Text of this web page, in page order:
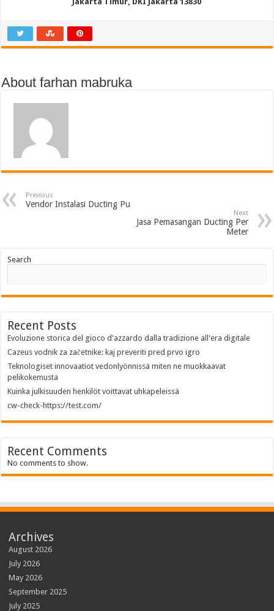
About farhan mabruka
Previous
Vendor Instalasi Ducting Pu
Next
Jasa Pemasangan Ducting Per
Meter
Search
Recent Posts
Evoluzione storica del gioco d'azzardo dalla tradizione all'era digitale
Cazeus vodnik za začetnike: kaj preveriti pred prvo igro
Teknologiset innovaatiot vedonlyönnissä miten ne muokkaavat
pelikokemusta
Kuinka julkisuuden henkilöt voittavat uhkapeleissä
cw-check-https://test.com/
Recent Comments
No comments to show.
Archives
August 2026
July 2026
May 2026
September 2025
July 2025